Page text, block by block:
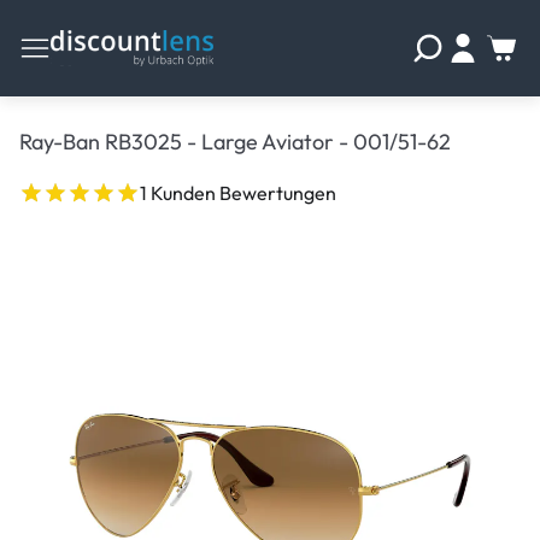
Ray-Ban RB3025 - Large Aviator - 001/51-62
1 Kunden Bewertungen